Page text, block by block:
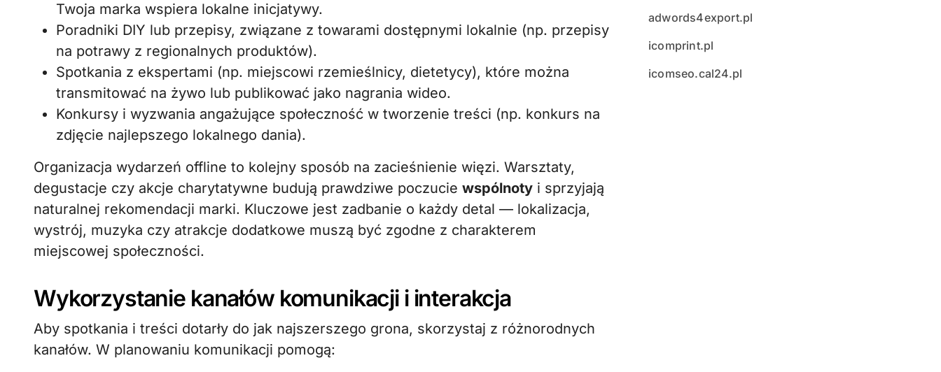
Twoja marka wspiera lokalne inicjatywy.
Poradniki DIY lub przepisy, związane z towarami dostępnymi lokalnie (np. przepisy
na potrawy z regionalnych produktów).
Spotkania z ekspertami (np. miejscowi rzemieślnicy, dietetycy), które można
transmitować na żywo lub publikować jako nagrania wideo.
Konkursy i wyzwania angażujące społeczność w tworzenie treści (np. konkurs na
zdjęcie najlepszego lokalnego dania).
Organizacja wydarzeń offline to kolejny sposób na zacieśnienie więzi. Warsztaty,
degustacje czy akcje charytatywne budują prawdziwe poczucie wspólnoty i sprzyjają
naturalnej rekomendacji marki. Kluczowe jest zadbanie o każdy detal — lokalizacja,
wystrój, muzyka czy atrakcje dodatkowe muszą być zgodne z charakterem
miejscowej społeczności.
Wykorzystanie kanałów komunikacji i interakcja
Aby spotkania i treści dotarły do jak najszerszego grona, skorzystaj z różnorodnych
kanałów. W planowaniu komunikacji pomogą:
adwords4export.pl
icomprint.pl
icomseo.cal24.pl